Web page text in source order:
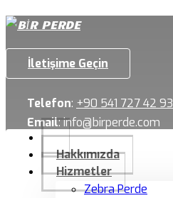
İletişime Geçin
Telefon: +90 541 727 42 93
Email:info@birperde.com
Hakkımızda
Hizmetler
Zebra Perde